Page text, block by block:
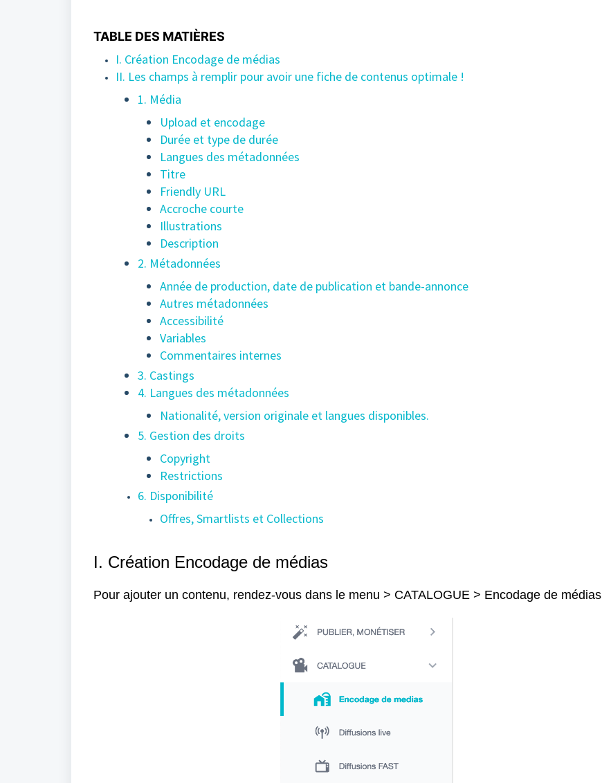
TABLE DES MATIÈRES
I. Création Encodage de médias
II. Les champs à remplir pour avoir une fiche de contenus optimale !
1. Média
Upload et encodage
Durée et type de durée
Langues des métadonnées
Titre
Friendly URL
Accroche courte
Illustrations
Description
2. Métadonnées
Année de production, date de publication et bande-annonce
Autres métadonnées
Accessibilité
Variables
Commentaires internes
3. Castings
4. Langues des métadonnées
Nationalité, version originale et langues disponibles.
5. Gestion des droits
Copyright
Restrictions
6. Disponibilité
Offres, Smartlists et Collections
I. Création Encodage de médias
Pour ajouter un contenu, rendez-vous dans le menu > CATALOGUE > Encodage de médias